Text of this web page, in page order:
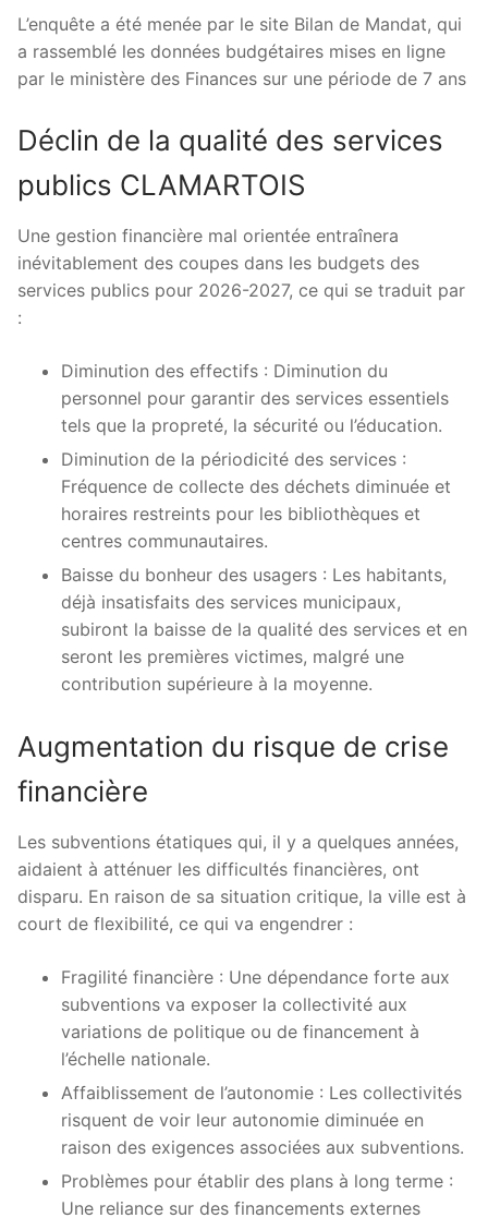
L’enquête a été menée par le site Bilan de Mandat, qui
a rassemblé les données budgétaires mises en ligne
par le ministère des Finances sur une période de 7 ans
Déclin de la qualité des services
publics CLAMARTOIS
Une gestion financière mal orientée entraînera
inévitablement des coupes dans les budgets des
services publics pour 2026-2027, ce qui se traduit par
:
Diminution des effectifs : Diminution du
personnel pour garantir des services essentiels
tels que la propreté, la sécurité ou l’éducation.
Diminution de la périodicité des services :
Fréquence de collecte des déchets diminuée et
horaires restreints pour les bibliothèques et
centres communautaires.
Baisse du bonheur des usagers : Les habitants,
déjà insatisfaits des services municipaux,
subiront la baisse de la qualité des services et en
seront les premières victimes, malgré une
contribution supérieure à la moyenne.
Augmentation du risque de crise
financière
Les subventions étatiques qui, il y a quelques années,
aidaient à atténuer les difficultés financières, ont
disparu. En raison de sa situation critique, la ville est à
court de flexibilité, ce qui va engendrer :
Fragilité financière : Une dépendance forte aux
subventions va exposer la collectivité aux
variations de politique ou de financement à
l’échelle nationale.
Affaiblissement de l’autonomie : Les collectivités
risquent de voir leur autonomie diminuée en
raison des exigences associées aux subventions.
Problèmes pour établir des plans à long terme :
Une reliance sur des financements externes